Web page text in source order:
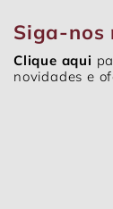
Siga-nos
Clique aqui
novidades e